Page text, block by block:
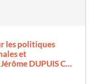
les politiques
et
DUPUIS C…